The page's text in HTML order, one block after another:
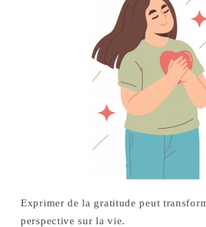
Exprimer de la gratitude peut
perspective sur la vie.